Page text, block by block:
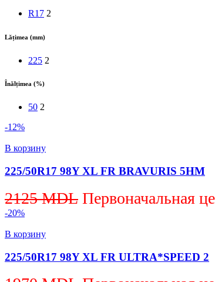
R17 2
Lățimea (mm)
225 2
Înălțimea (%)
50 2
-12%
В корзину
225/50R17 98Y XL FR BRAVURIS 5HM
2125MDL Первоначальная
-20%
В корзину
225/50R17 98Y XL FR ULTRA*SPEED 2